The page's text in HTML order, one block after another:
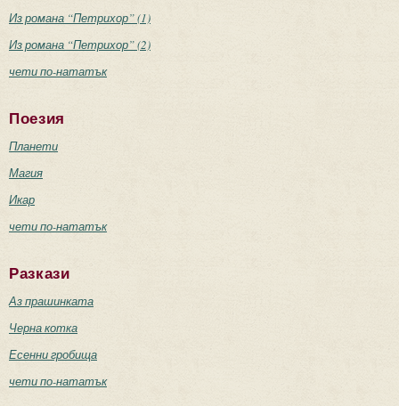
Из романа “Петрихор” (1)
Из романа “Петрихор” (2)
чети по-нататък
Поезия
Планети
Магия
Икар
чети по-нататък
Разкази
Аз прашинката
Черна котка
Есенни гробища
чети по-нататък